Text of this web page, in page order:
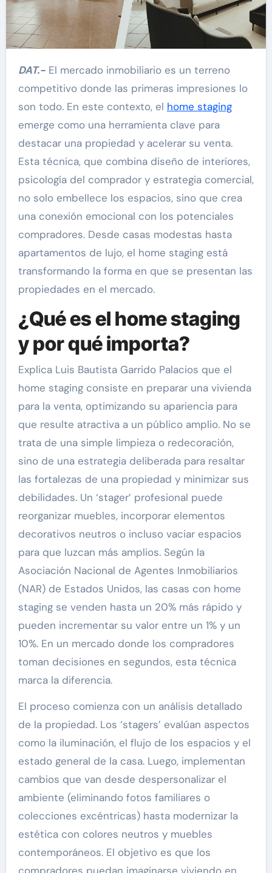
DAT.-El mercado inmobiliario es un terreno
competitivo donde las primeras impresiones lo
son todo. En este contexto, el home staging
emerge como una herramienta clave para
destacar una propiedad y acelerar su venta.
Esta técnica, que combina diseño de interiores,
psicología del comprador y estrategia comercial,
no solo embellece los espacios, sino que crea
una conexión emocional con los potenciales
compradores. Desde casas modestas hasta
apartamentos de lujo, el home staging está
transformando la forma en que se presentan las
propiedades en el mercado.
¿Qué es el home staging
y por qué importa?
Explica Luis Bautista Garrido Palacios que el
home staging consiste en preparar una vivienda
para la venta, optimizando su apariencia para
que resulte atractiva a un público amplio. No se
trata de una simple limpieza o redecoración,
sino de una estrategia deliberada para resaltar
las fortalezas de una propiedad y minimizar sus
debilidades. Un ‘stager’ profesional puede
reorganizar muebles, incorporar elementos
decorativos neutros o incluso vaciar espacios
para que luzcan más amplios. Según la
Asociación Nacional de Agentes Inmobiliarios
(NAR) de Estados Unidos, las casas con home
staging se venden hasta un 20% más rápido y
pueden incrementar su valor entre un 1% y un
10%. En un mercado donde los compradores
toman decisiones en segundos, esta técnica
marca la diferencia.
El proceso comienza con un análisis detallado
de la propiedad. Los ‘stagers’ evalúan aspectos
como la iluminación, el flujo de los espacios y el
estado general de la casa. Luego, implementan
cambios que van desde despersonalizar el
ambiente (eliminando fotos familiares o
colecciones excéntricas) hasta modernizar la
estética con colores neutros y muebles
contemporáneos. El objetivo es que los